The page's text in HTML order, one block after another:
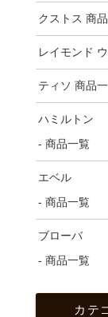
クストス 商
レイモンド
ティソ 商品
ハミルトン
- 商品一覧
エベル
- 商品一覧
ブローバ
- 商品一覧
カテ